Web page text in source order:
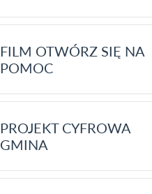
FILM OTWÓRZ SIĘ NA
POMOC
PROJEKT CYFROWA
GMINA